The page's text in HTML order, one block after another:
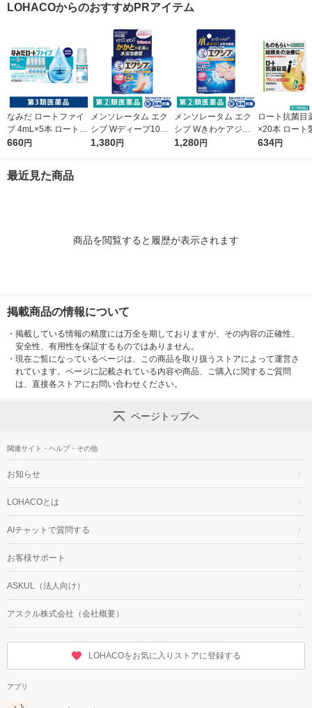
頭痛 オリジナル【第1
発毛・育毛【第1類医
LOHACOからのおすすめPRアイテム
なみだ ロートファイ
ブ 4mL×5本 ロート製
薬 目薬 乾き目 疲れ目
660円
メンソレータム エク
シブ Wディープ10ク
リーム ロート製薬★
1,380円
メンソレータム エク
シブ Wきわケアジェ
ル 15g ロート製薬 ★
1,280円
ロート抗菌目
×20本 ロート
薬 ものもらい
634円
最近見た商品
商品を閲覧すると履歴が表示されます
掲載商品の情報について
・ 掲載している情報の精度には万全を期しておりますが、その内容の正確性、
安全性、有用性を保証するものではありません。
・ 現在ご覧になっているページは、この商品を取り扱うストアによって運営さ
れています。ページに記載されている内容や商品、ご購入に関するご質問
は、直接各ストアにお問い合わせください。
ページトップへ
関連サイト・ヘルプ・その他
お知らせ
LOHACOとは
AIチャットで質問する
お客様サポート
ASKUL（法人向け）
アスクル株式会社（会社概要）
LOHACOをお気に入りストアに登録する
アプリ